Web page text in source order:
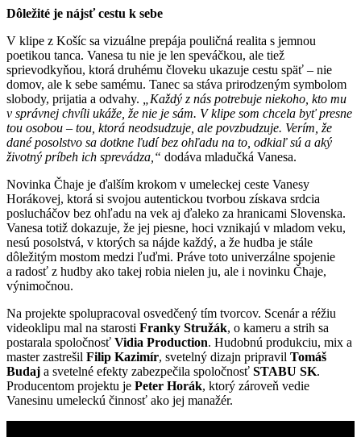
Dôležité je nájsť cestu k sebe
V klipe z Košíc sa vizuálne prepája pouličná realita s jemnou
poetikou tanca. Vanesa tu nie je len speváčkou, ale tiež
sprievodkyňou, ktorá druhému človeku ukazuje cestu späť – nie
domov, ale k sebe samému. Tanec sa stáva prirodzeným symbolom
slobody, prijatia a odvahy.
„Každý z nás potrebuje niekoho, kto mu
v správnej chvíli ukáže, že nie je sám. V klipe som chcela byť presne
tou osobou – tou, ktorá neodsudzuje, ale povzbudzuje. Verím, že
dané posolstvo sa dotkne ľudí bez ohľadu na to, odkiaľ sú a aký
životný príbeh ich sprevádza,“ dodáva mladučká Vanesa.
Novinka Čhaje je ďalším krokom v umeleckej ceste Vanesy
Horákovej, ktorá si svojou autentickou tvorbou získava srdcia
poslucháčov bez ohľadu na vek aj ďaleko za hranicami Slovenska.
Vanesa totiž dokazuje, že jej piesne, hoci vznikajú v mladom veku,
nesú posolstvá, v ktorých sa nájde každý, a že hudba je stále
dôležitým mostom medzi ľuďmi. Práve toto univerzálne spojenie
a radosť z hudby ako takej robia nielen ju, ale i novinku Čhaje,
výnimočnou.
Na projekte spolupracoval osvedčený tím tvorcov. Scenár a réžiu
videoklipu mal na starosti Franky Stružák, o kameru a strih sa
postarala spoločnosť Vidia Production. Hudobnú produkciu, mix a
master zastrešil Filip Kazimír, svetelný dizajn pripravil Tomáš
Budaj a svetelné efekty zabezpečila spoločnosť STABU SK.
Producentom projektu je Peter Horák, ktorý zároveň vedie
Vanesinu umeleckú činnosť ako jej manažér.